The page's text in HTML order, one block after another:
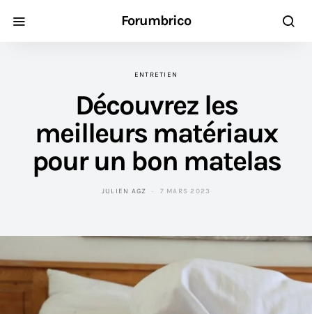
Forumbrico
ENTRETIEN
Découvrez les
meilleurs matériaux
pour un bon matelas
JULIEN AGZ 7 MARS 2023